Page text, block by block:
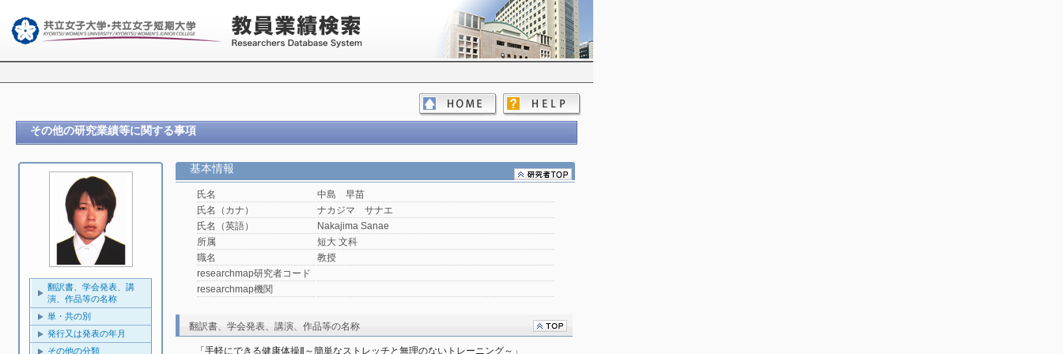
その他の研究業績等に関する事項
翻訳書、学会発表、講
演、作品等の名称
単・共の別
発行又は発表の年月
その他の分類
基本情報
氏名
中島 早苗
氏名（カナ）
ナカジマ サナエ
氏名（英語）
Nakajima Sanae
所属
短大 文科
職名
教授
researchmap研究者コード
researchmap機関
翻訳書、学会発表、講演、作品等の名称
「手軽にできる健康体操Ⅱ～簡単なストレッチと無理のないトレーニング～」